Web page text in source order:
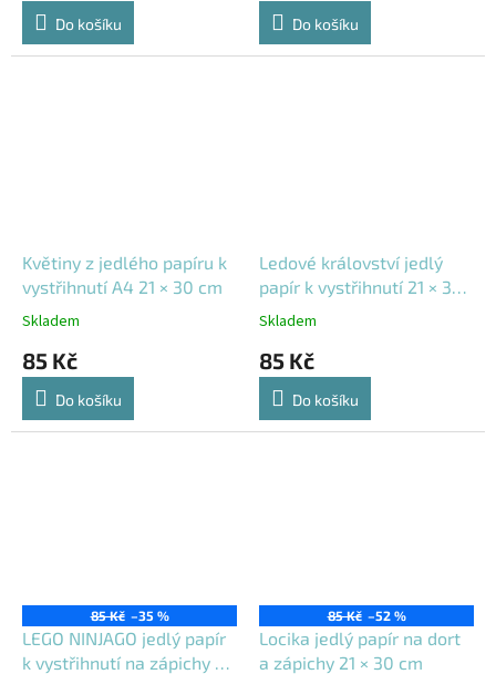
Do košíku Do košíku
Květiny z jedlého papíru k
vystřihnutí A4 21 × 30 cm
Skladem
85 Kč
Do košíku
Ledové království jedlý
papír k vystřihnutí 21 × 30
cm
Skladem
85 Kč
Do košíku
85 Kč –35 %
LEGO NINJAGO jedlý papír
k vystřihnutí na zápichy 21
85 Kč –52 %
Locika jedlý papír na dort
a zápichy 21 × 30 cm